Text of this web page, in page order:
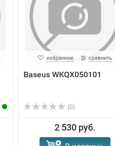
избранное сравнить
Baseus WKQX050101
(0)
2 530 руб.